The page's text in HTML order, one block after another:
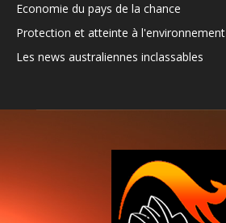
Economie du pays de la chance
Protection et atteinte à l'environnement
Les news australiennes inclassables